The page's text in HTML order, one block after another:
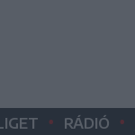
• RÁDIÓ •